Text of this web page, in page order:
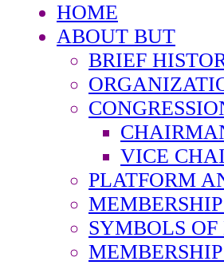
HOME
ABOUT BUT
BRIEF
VICE
PLATFORM
SYMBOLS